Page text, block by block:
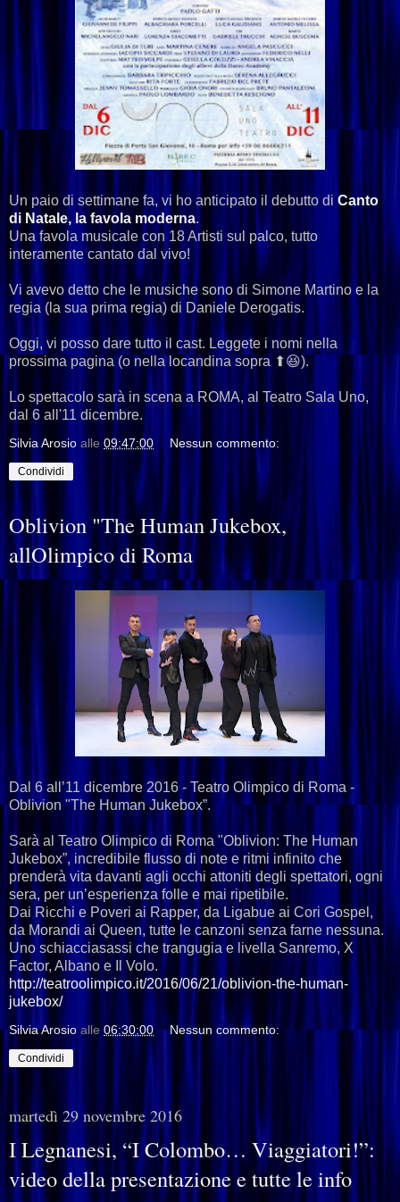
Un paio di settimane fa, vi ho anticipato il debutto di Canto
di Natale, la favola moderna.
Una favola musicale con 18 Artisti sul palco, tutto
interamente cantato dal vivo!
Vi avevo detto che le musiche sono di Simone Martino e la
regia (la sua prima regia) di Daniele Derogatis.
Oggi, vi posso dare tutto il cast. Leggete i nomi nella
prossima pagina (o nella locandina sopra ⬆😆).
Lo spettacolo sarà in scena a ROMA, al Teatro Sala Uno,
dal 6 all'11 dicembre.
Silvia Arosio alle 09:47:00 Nessun commento:
Condividi
Oblivion "The Human Jukebox,
allOlimpico di Roma
Dal 6 all’11 dicembre 2016 - Teatro Olimpico di Roma -
Oblivion "The Human Jukebox”.
Sarà al Teatro Olimpico di Roma "Oblivion: The Human
Jukebox”, incredibile flusso di note e ritmi infinito che
prenderà vita davanti agli occhi attoniti degli spettatori, ogni
sera, per un’esperienza folle e mai ripetibile.
Dai Ricchi e Poveri ai Rapper, da Ligabue ai Cori Gospel,
da Morandi ai Queen, tutte le canzoni senza farne nessuna.
Uno schiacciasassi che trangugia e livella Sanremo, X
Factor, Albano e Il Volo.
http://teatroolimpico.it/2016/06/21/oblivion-the-human-
jukebox/
Silvia Arosio alle06:30:00 Nessun commento:
Condividi
martedì 29 novembre 2016
I Legnanesi, “I Colombo… Viaggiatori!”:
video della presentazione e tutte le info